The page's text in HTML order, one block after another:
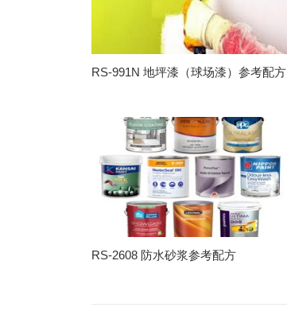
RS-991N 地坪漆（球场漆）参考配方
RS-2608 防水砂浆参考配方